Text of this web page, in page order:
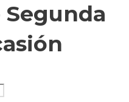
Segunda